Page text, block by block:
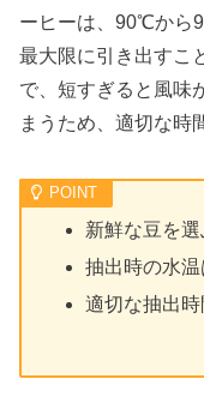
ーヒーは、90℃から
最大限に引き出すこ
で、短すぎると風味
まうため、適切な時
新鮮な豆を
抽出時の水
適切な抽出